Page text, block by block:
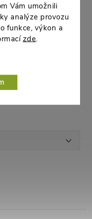
Vám umožnili
analýze provozu
funkce, výkon a
zde.
drobná aranžmá ze
Poslouží na stole,